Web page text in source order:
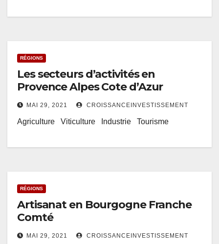
RÉGIONS
Les secteurs d’activités en
Provence Alpes Cote d’Azur
MAI 29, 2021 CROISSANCEINVESTISSEMENT
Agriculture Viticulture Industrie Tourisme
RÉGIONS
Artisanat en Bourgogne Franche
Comté
MAI 29, 2021 CROISSANCEINVESTISSEMENT